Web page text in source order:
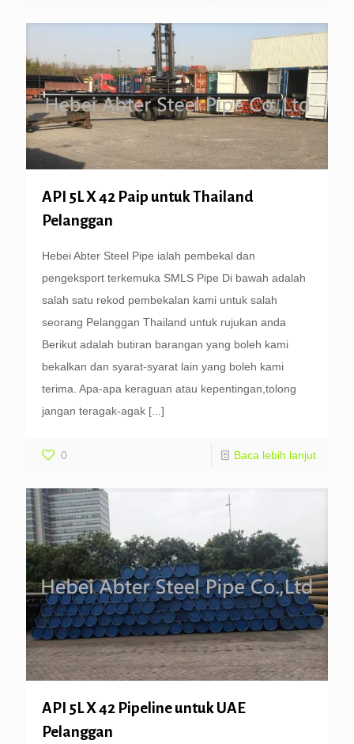
API 5L X 42 Paip untuk Thailand
Pelanggan
Hebei Abter Steel Pipe ialah pembekal dan
pengeksport terkemuka SMLS Pipe Di bawah adalah
salah satu rekod pembekalan kami untuk salah
seorang Pelanggan Thailand untuk rujukan anda
Berikut adalah butiran barangan yang boleh kami
bekalkan dan syarat-syarat lain yang boleh kami
terima. Apa-apa keraguan atau kepentingan,tolong
jangan teragak-agak [...]
0 Baca lebih lanjut
API 5L X 42 Pipeline untuk UAE
Pelanggan